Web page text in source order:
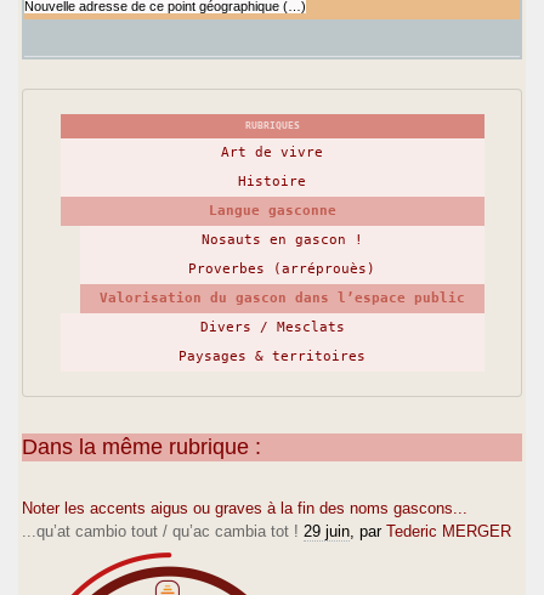
Nouvelle adresse de ce point géographique (…)
RUBRIQUES
Art de vivre
Histoire
Langue gasconne
Nosauts en gascon !
Proverbes (arréprouès)
Valorisation du gascon dans l’espace public
Divers / Mesclats
Paysages & territoires
Dans la même rubrique :
Noter les accents aigus ou graves à la fin des noms gascons...
...qu’at cambio tout / qu’ac cambia tot ! 29 juin , par Tederic MERGER